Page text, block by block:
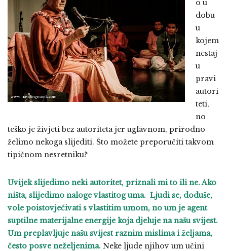
o u
dobu
u
kojem
nestaj
u
pravi
autori
teti,
no
teško je živjeti bez autoriteta jer uglavnom, prirodno
želimo nekoga slijediti. Što možete preporučiti takvom
tipičnom nesretniku?
Uvijek slijedimo neki autoritet, priznali mi to ili ne. Ako
ništa, slijedimo naloge vlastitog uma. Ljudi se, doduše,
vole poistovjećivati s vlastitim umom, no um je agent
suptilne materijalne energije koja djeluje na našu svijest.
Um preplavljuje našu svijest raznim mislima i željama,
često posve neželjenima. Neke ljude njihov um učini